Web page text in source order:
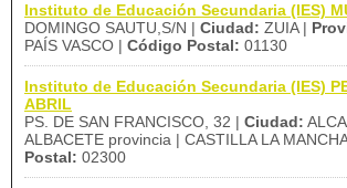
Instituto de Educación Secundaria (IES)
DOMINGO SAUTU,S/N | Ciudad: ZUIA |
PAÍS VASCO | Código Postal: 01130
Instituto de Educación Secundaria (IES)
ABRIL
PS. DE SAN FRANCISCO, 32 | Ciudad:
ALBACETE provincia | CASTILLA LA
Postal: 02300